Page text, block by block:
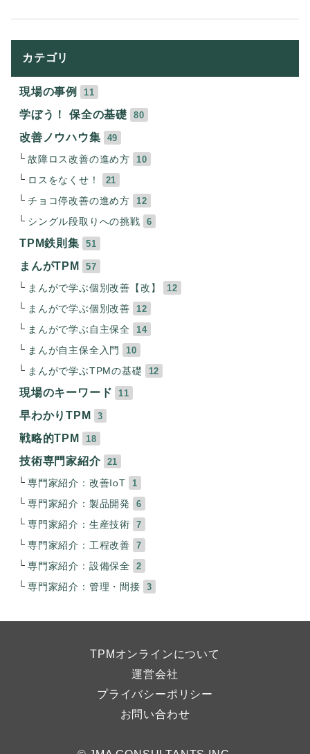
カテゴリ
現場の事例 11
学ぼう！ 保全の基礎 80
改善ノウハウ集 49
故障ロス改善の進め方
10
ロスをなくせ！
21
チョコ停改善の進め方
12
シングル段取りへの挑戦
6
TPM鉄則集 51
まんがTPM 57
まんがで学ぶ個別改善【改】
12
まんがで学ぶ個別改善
12
まんがで学ぶ自主保全
14
まんが自主保全入門
10
まんがで学ぶTPMの基礎
12
現場のキーワード 11
早わかりTPM 3
戦略的TPM 18
技術専門家紹介 21
専門家紹介：改善IoT
1
専門家紹介：製品開発
6
専門家紹介：生産技術
7
専門家紹介：工程改善
7
専門家紹介：設備保全
2
専門家紹介：管理・間接
3
TPMオンラインについて
運営会社
プライバシーポリシー
お問い合わせ